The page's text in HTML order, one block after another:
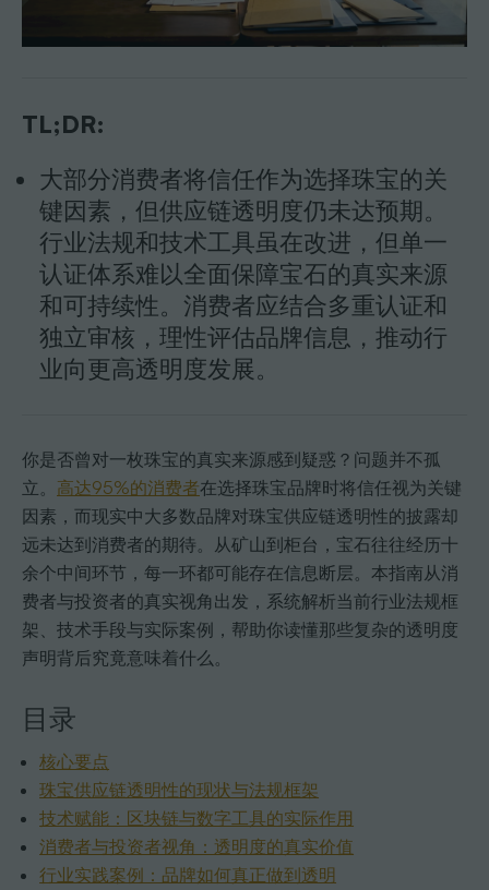
TL;DR:
大部分消费者将信任作为选择珠宝的关
键因素，但供应链透明度仍未达预期。
行业法规和技术工具虽在改进，但单一
认证体系难以全面保障宝石的真实来源
和可持续性。消费者应结合多重认证和
独立审核，理性评估品牌信息，推动行
业向更高透明度发展。
你是否曾对一枚珠宝的真实来源感到疑惑？问题并不孤
立。 高达95%的消费者在选择珠宝品牌时将信任视为关键
因素，而现实中大多数品牌对珠宝供应链透明性的披露却
远未达到消费者的期待。从矿山到柜台，宝石往往经历十
余个中间环节，每一环都可能存在信息断层。本指南从消
费者与投资者的真实视角出发，系统解析当前行业法规框
架、技术手段与实际案例，帮助你读懂那些复杂的透明度
声明背后究竟意味着什么。
目录
核心要点
珠宝供应链透明性的现状与法规框架
技术赋能：区块链与数字工具的实际作用
消费者与投资者视角：透明度的真实价值
行业实践案例：品牌如何真正做到透明